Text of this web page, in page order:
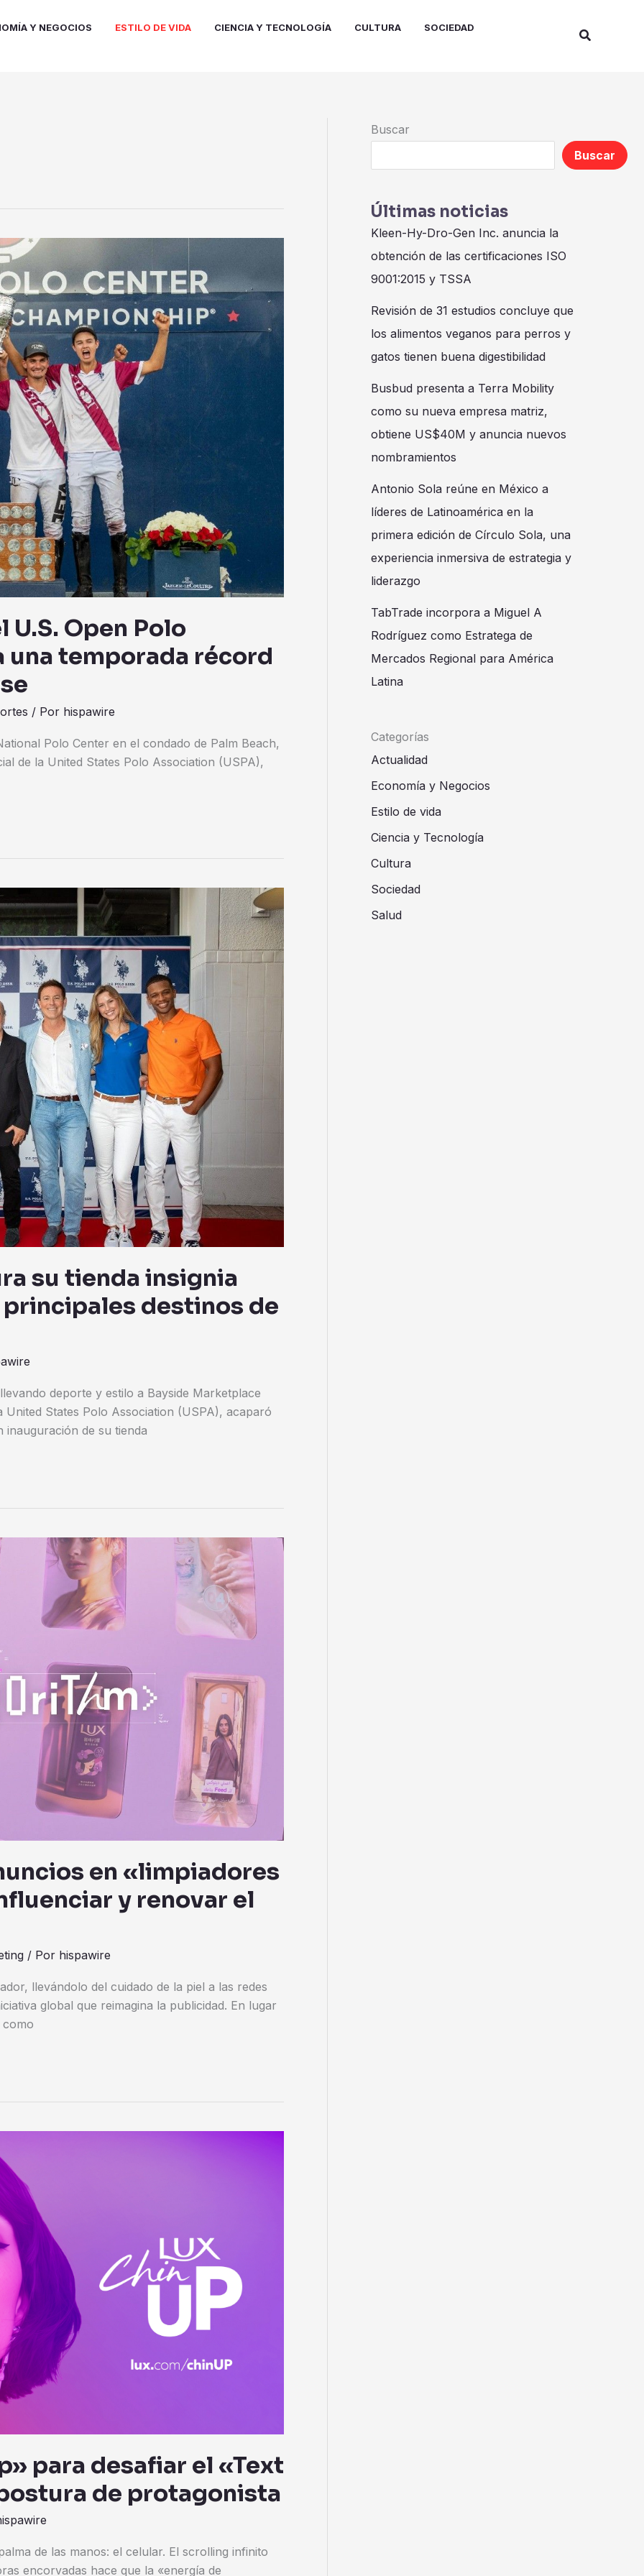
Y NEGOCIOS ESTILO DE VIDA CIENCIA Y TECNOLOGÍA CULTURA
SOCIEDAD
Buscar
Open Polo
temporada récord
/ Por hispawire
Polo Center en el condado de Palm Beach,
de la United States Polo Association (USPA),
su tienda insignia
destinos de
deporte y estilo a Bayside Marketplace
States Polo Association (USPA), acaparó
inauguración de su tienda
en «limpiadores
y renovar el
/ Por hispawire
llevándolo del cuidado de la piel a las redes
global que reimagina la publicidad. En lugar
para desafiar el «Text
de protagonista
de las manos: el celular. El scrolling infinito
encorvadas hace que la «energía de
Buscar
Buscar
Últimas noticias
Kleen-Hy-Dro-Gen Inc. anuncia la
obtención de las certificaciones ISO
9001:2015 y TSSA
Revisión de 31 estudios concluye que
los alimentos veganos para perros y
gatos tienen buena digestibilidad
Busbud presenta a Terra Mobility
como su nueva empresa matriz,
obtiene US$40M y anuncia nuevos
nombramientos
Antonio Sola reúne en México a
líderes de Latinoamérica en la
primera edición de Círculo Sola, una
experiencia inmersiva de estrategia y
liderazgo
TabTrade incorpora a Miguel A
Rodríguez como Estratega de
Mercados Regional para América
Latina
Categorías
Actualidad
Economía y Negocios
Estilo de vida
Ciencia y Tecnología
Cultura
Sociedad
Salud